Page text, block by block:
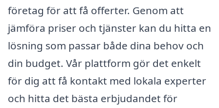
företag för att få offerter. Genom att
jämföra priser och tjänster kan du hitta en
lösning som passar både dina behov och
din budget. Vår plattform gör det enkelt
för dig att få kontakt med lokala experter
och hitta det bästa erbjudandet för